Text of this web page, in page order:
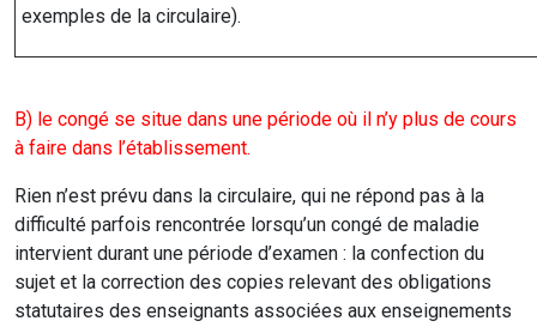
exemples de la circulaire).
B) le congé se situe dans une période où il n’y plus de cours
à faire dans l’établissement.
Rien n’est prévu dans la circulaire, qui ne répond pas à la
difficulté parfois rencontrée lorsqu’un congé de maladie
intervient durant une période d’examen : la confection du
sujet et la correction des copies relevant des obligations
statutaires des enseignants associées aux enseignements